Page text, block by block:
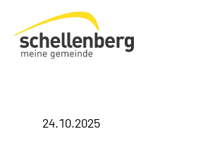
Gemeinde Schellenberg Startseite
24.10.2025